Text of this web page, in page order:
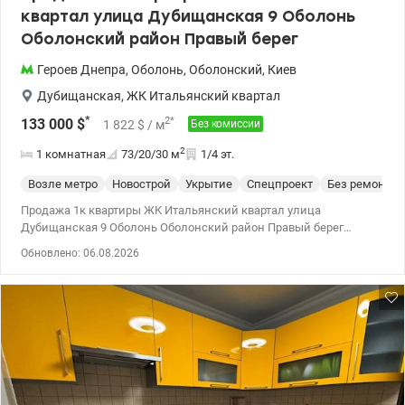
квартал улица Дубищанская 9 Оболонь
Оболонский район Правый берег
Героев Днепра, Оболонь, Оболонский, Киев
Дубищанская, ЖК Итальянский квартал
133 000 $* 1 822 $ / м2* Без комиссии
1 комнатная 73/20/30 м2 1/4 эт.
Возле метро Новострой Укрытие Спецпроект
Без ремонта
Продажа 1к квартиры ЖК Итальянский квартал улица
Дубищанская 9 Оболонь Оболонский район Правый берег
в экологически чистом комплексе в Киеве на берегу Днепра. В
электричества, утепление стен, пола, гидроизоляция, водяной
теплый пол, положенная плитка и т.п.). Кроме того, есть
дизайнерский проект, есть вся необходимая сантехника,
межкомнатные двери, корзины для кондиционеров,
установлены панорамные энерго и теплосберегающие окна.
Также есть возможность сделать выход на собственную
террасу. Современный жилой комплекс, хорошо продуманная
Обновлено: 06.08.2026